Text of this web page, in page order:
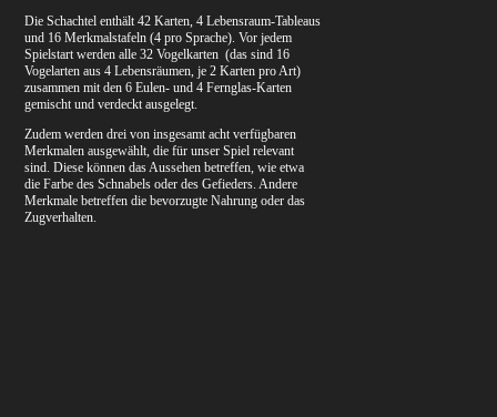
Die Schachtel enthält 42 Karten, 4 Lebensraum-Tableaus
und 16 Merkmalstafeln (4 pro Sprache).Vor jedem
Spielstart werden alle 32 Vogelkarten (das sind 16
Vogelarten aus 4 Lebensräumen, je 2 Karten pro Art)
zusammen mit den 6 Eulen- und 4 Fernglas-Karten
gemischt und verdeckt ausgelegt.
Zudem werden drei von insgesamt acht verfügbaren
Merkmalen ausgewählt, die für unser Spiel relevant
sind. Diese können das Aussehen betreffen, wie etwa
die Farbe des Schnabels oder des Gefieders. Andere
Merkmale betreffen die bevorzugte Nahrung oder das
Zugverhalten.